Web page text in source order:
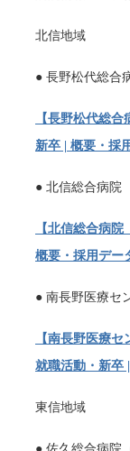
北信地域
● 長野松代総合
【長野松代総
新卒 | 概要・採
● 北信総合病院
【北信総合病
概要・採用デー
● 南長野医療セ
【南長野医療
就職活動・新卒
東信地域